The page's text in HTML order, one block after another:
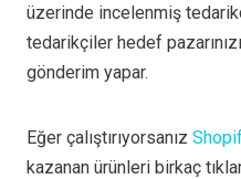
üzerinde incelenmiş
tedarikçiler hedef
gönderim yapar.
Eğer çalıştırıyorsanız
kazanan ürünleri birkaç